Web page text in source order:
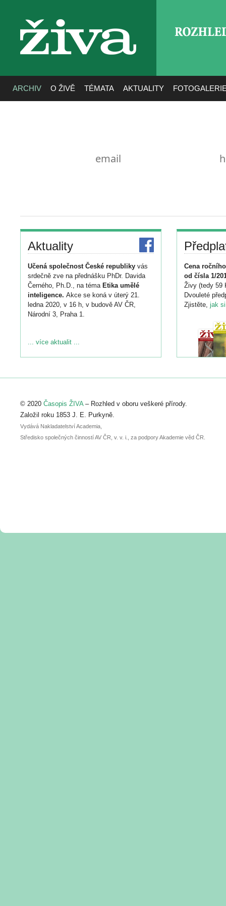
živa
ARCHIV O ŽIVĚ TÉMATA AKTUALITY
Aktuality
Učená společnost České republiky vás
srdečně zve na přednášku PhDr. Davida
Černého, Ph.D., na téma Etika umělé
inteligence. Akce se koná v úterý 21.
ledna 2020, v 16 h, v budově AV ČR,
Národní 3, Praha 1.
... více aktualit ...
Cena
od čísla 1/
Živy (tedy 59
Dvouleté
Zjistěte, jak
© 2020 Časopis ŽIVA– Rozhled v oboru veškeré přírody.
Založil roku 1853 J. E. Purkyně.
Vydává Nakladatelství Academia,
Středisko společných činností AV ČR, v. v. i., za podpory Akademie věd ČR.